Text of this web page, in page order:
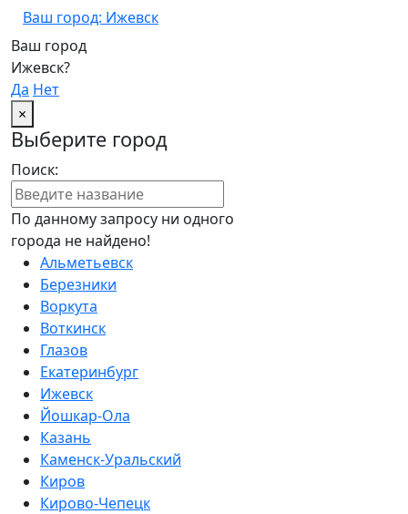
Ваш город: Ижевск
Ваш город
Ижевск?
Да Нет
×
Выберите город
Поиск:
По данному запросу ни одного
города не найдено!
Альметьевск
Березники
Воркута
Воткинск
Глазов
Екатеринбург
Ижевск
Йошкар-Ола
Казань
Каменск-Уральский
Киров
Кирово-Чепецк